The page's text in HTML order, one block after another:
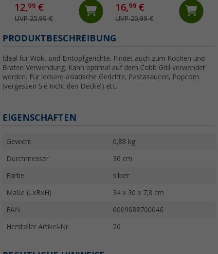
Antihaftbeschichtung Ø 24
12,99 €
UVP 25,99 €
cm
16,99€
UVP 20,99 €
PRODUKTBESCHREIBUNG
Ideal für Wok- und Eintopfgerichte. Findet auch zum Kochen und
Braten Verwendung. Kann optimal auf dem Cobb Grill verwendet
werden. Für leckere asiatische Gerichte, Pastasaucen, Popcorn
(vergessen Sie nicht den Deckel) etc.
EIGENSCHAFTEN
Gewicht 0,88 kg
Durchmesser 30 cm
Farbe silber
Maße (LxBxH) 34 x 30 x 7,8 cm
EAN 6009688700046
Hersteller Artikel-Nr. 20